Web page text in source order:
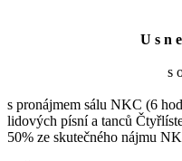
U s n
s
s pronájmem sálu NKC (6
lidových písní a tanců
50% ze skutečného nájmu